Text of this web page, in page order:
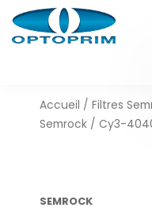
Accueil / Filtres
Semrock / Cy3-
SEMROCK